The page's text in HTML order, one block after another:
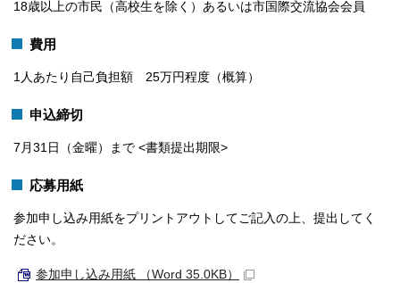
18歳以上の市民（高校生を除く）あるいは市国際交流協会会員
費用
1人あたり自己負担額 25万円程度（概算）
申込締切
7月31日（金曜）まで <書類提出期限>
応募用紙
参加申し込み用紙をプリントアウトしてご記入の上、提出してく
ださい。
参加申し込み用紙 （Word 35.0KB）